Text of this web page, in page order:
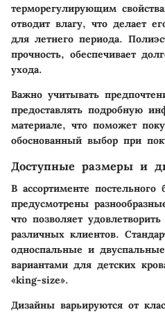
терморегулирующим
отводит влагу, что делает
для летнего периода.
прочность, обеспечивает
ухода.
Важно учитывать
предоставлять подробную
материале, что поможет
обоснованный выбор при
Доступные размеры и
В ассортименте
предусмотрены
что позволяет
различных клиентов.
односпальные и
вариантами для детских
«king-size».
Дизайны варьируются от